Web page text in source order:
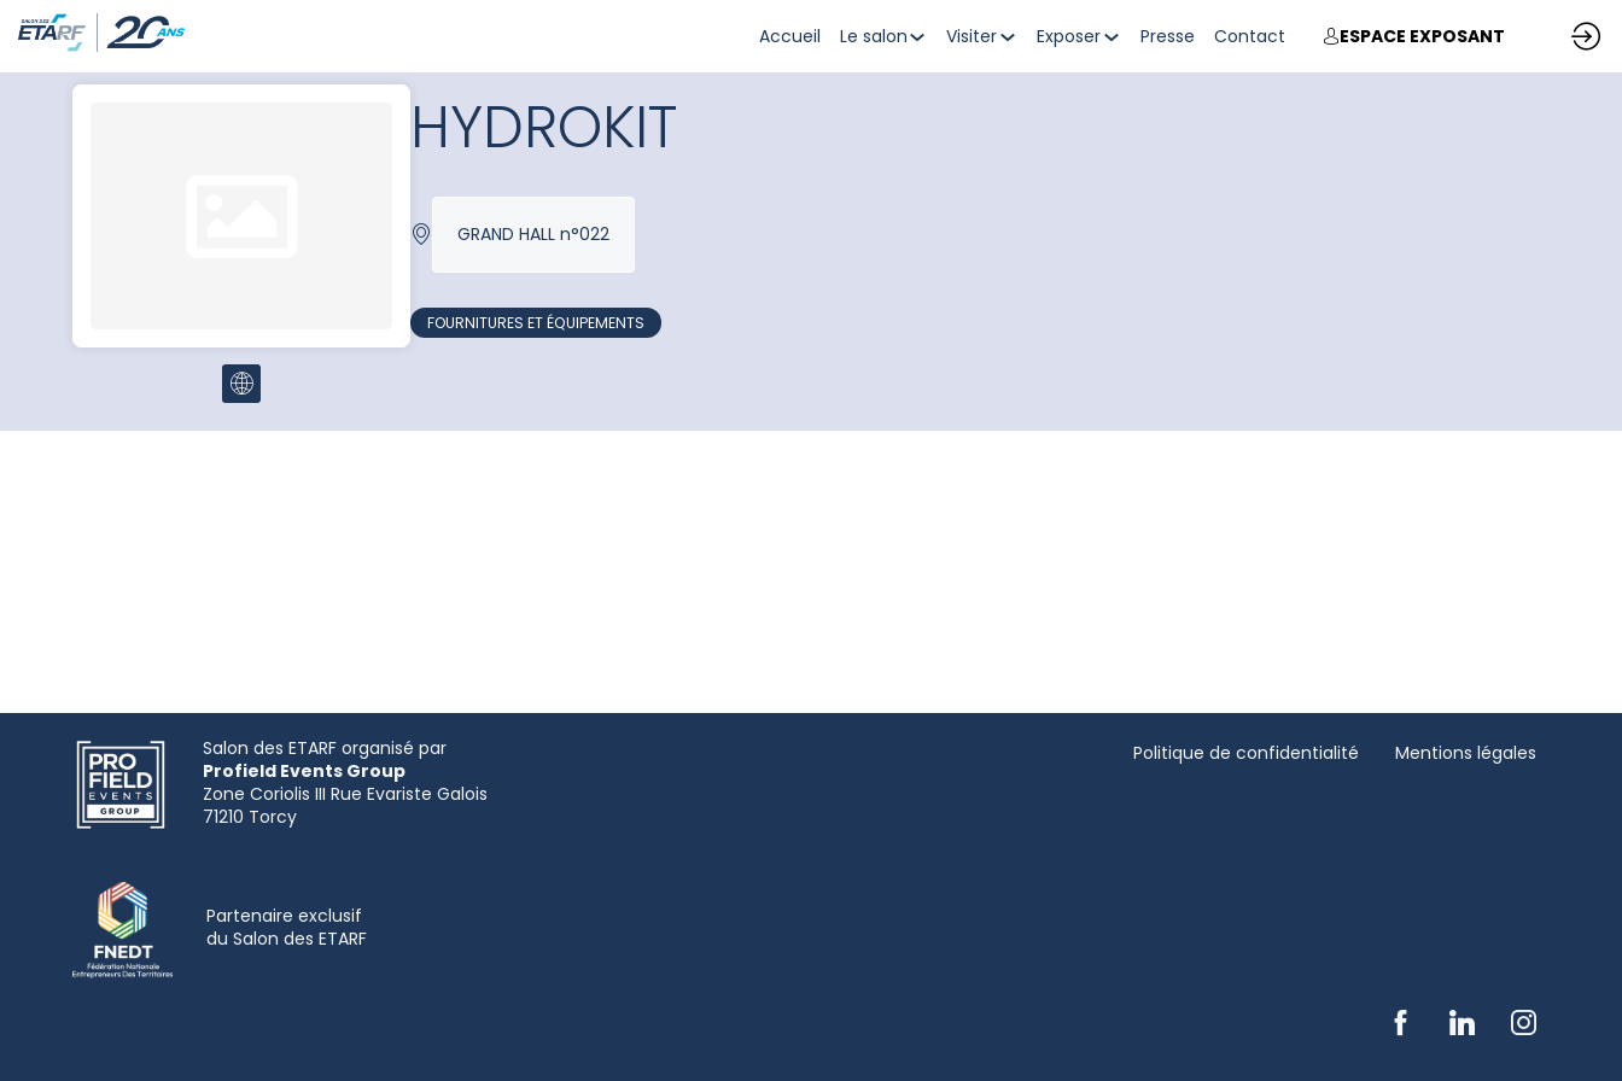
Accueil Le salon Visiter Exposer Presse Contact ESPACE EXPOSANT
HYDROKIT
GRAND HALL n°022
FOURNITURES ET ÉQUIPEMENTS
Salon des ETARF organisé par
Profield Events Group
Zone Coriolis III Rue Evariste Galois
Politique de confidentialité Mentions légales
Partenaire exclusif
duSalondes ETARF